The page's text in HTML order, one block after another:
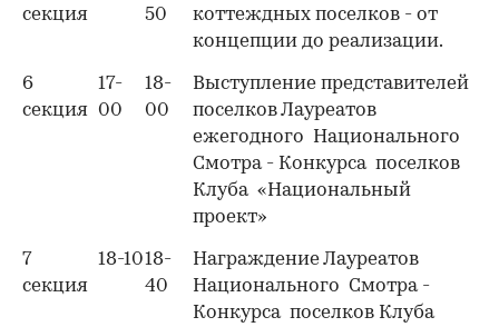
секция
50
коттеждных поселков - от
концепции до реализации.
6
секция
17-
00
18-
00
Выступление представителей
поселков Лауреатов
ежегодного Национального
Смотра - Конкурса поселков
Клуба «Национальный
проект»
7
секция
18-1018-
40
Награждение Лауреатов
Национального Смотра -
Конкурса поселков Клуба